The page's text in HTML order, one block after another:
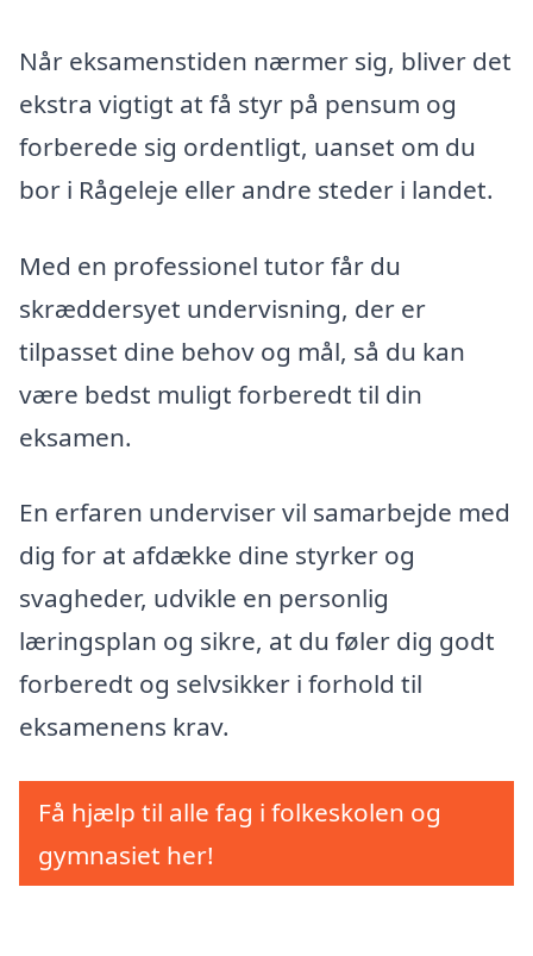
Når eksamenstiden nærmer sig, bliver det
ekstra vigtigt at få styr på pensum og
forberede sig ordentligt, uanset om du
bor i Rågeleje eller andre steder i landet.
Med en professionel tutor får du
skræddersyet undervisning, der er
tilpasset dine behov og mål, så du kan
være bedst muligt forberedt til din
eksamen.
En erfaren underviser vil samarbejde med
dig for at afdække dine styrker og
svagheder, udvikle en personlig
læringsplan og sikre, at du føler dig godt
forberedt og selvsikker i forhold til
eksamenens krav.
Få hjælp til alle fag i folkeskolen og
gymnasiet her!